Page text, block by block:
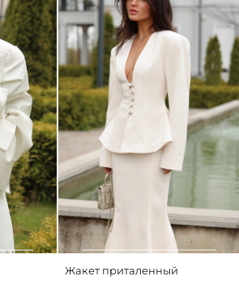
Жакет приталенный